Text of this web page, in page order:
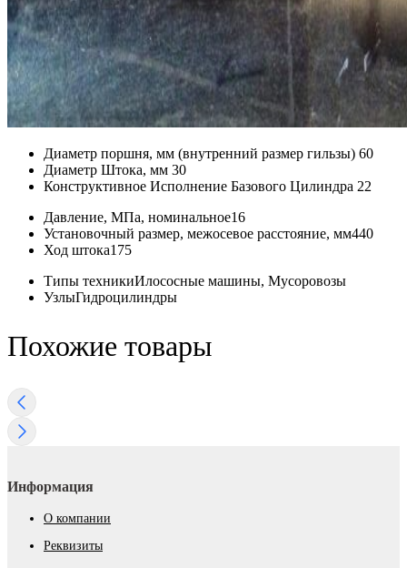
Диаметр поршня, мм (внутренний размер гильзы) 60
Диаметр Штока, мм 30
Конструктивное Исполнение Базового Цилиндра 22
Давление, МПа, номинальное16
Установочный размер, межосевое раcстояние, мм440
Ход штока175
Типы техникиИлососные машины, Мусоровозы
УзлыГидроцилиндры
Похожие товары
Информация
О компании
Реквизиты